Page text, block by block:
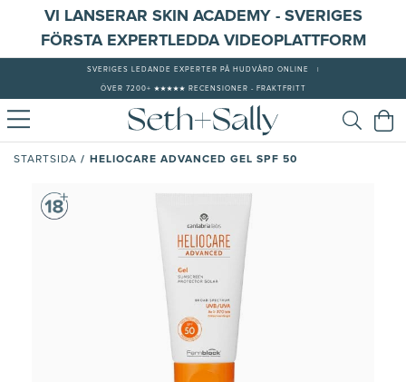
VI LANSERAR SKIN ACADEMY - SVERIGES
FÖRSTA EXPERTLEDDA VIDEOPLATTFORM
SVERIGES LEDANDE EXPERTER PÅ HUDVÅRD ONLINE
ÖVER 7200+ ★★★★★ RECENSIONER - FRAKTFRITT
STARTSIDA / HELIOCARE ADVANCED GEL SPF 50